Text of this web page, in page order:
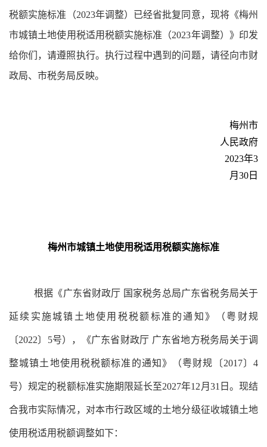
税额实施标准（2023年调整）已经省批复同意，现将《梅州
市城镇土地使用税适用税额实施标准（2023年调整）》印发
给你们，请遵照执行。执行过程中遇到的问题，请径向市财
政局、市税务局反映。
梅州市
人民政府
2023年3
月 30 日
梅州市城镇土地使用税适用税额实施标准
根据《广东省财政厅 国家税务总局广东省税务局关于
延续实施城镇土地使用税税额标准的通知》（粤财规
〔2022〕5号），《广东省财政厅 广东省地方税务局关于调
整城镇土地使用税税额标准的通知》（粤财规〔2017〕4
号）规定的税额标准实施期限延长至2027年12月31日。现结
合我市实际情况，对本市行政区域的土地分级征收城镇土地
使用税适用税额调整如下：